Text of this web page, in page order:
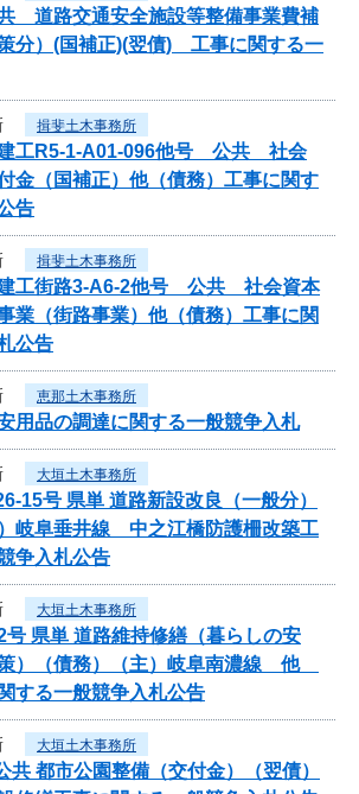
共 道路交通安全施設等整備事業費補
分）(国補正)(翌債) 工事に関する一
揖斐土木事務所
建工R5-1-A01-096他号 公共 社会
金（国補正）他（債務）工事に関す
告
揖斐土木事務所
建工街路3-A6-2他号 公共 社会資本
業（街路事業）他（債務）工事に関
公告
恵那土木事務所
用品の調達に関する一般競争入札
大垣土木事務所
15号 県単 道路新設改良（一般分）
岐阜垂井線 中之江橋防護柵改築工
争入札公告
大垣土木事務所
号 県単 道路維持修繕（暮らしの安
）（債務）（主）岐阜南濃線 他
する一般競争入札公告
大垣土木事務所
共 都市公園整備（交付金）（翌債）